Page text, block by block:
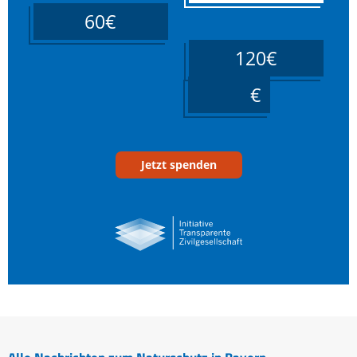
60€
120€
Jetzt spenden